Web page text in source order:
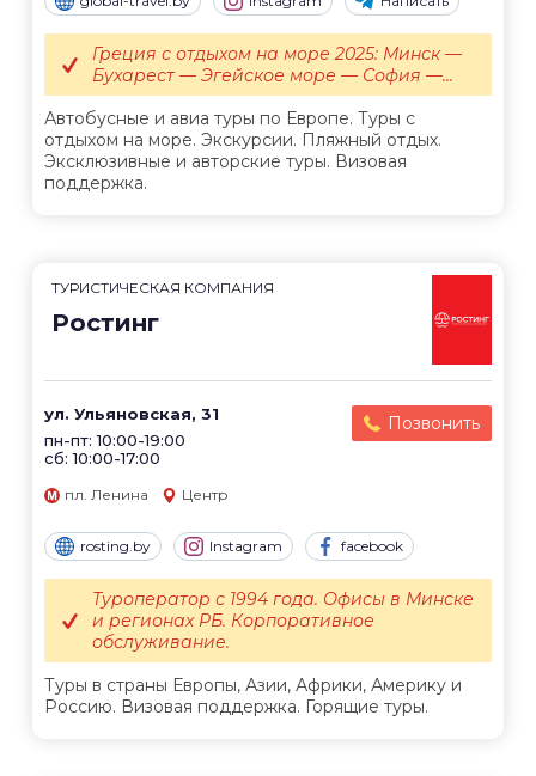
Автобусные и авиа туры по Европе. Туры с
отдыхом на море. Экскурсии. Пляжный отдых.
Эксклюзивные и авторские туры. Визовая
поддержка.
Греция с отдыхом на море 2025: Минск —
Бухарест — Эгейское море — София —...
ТУРИСТИЧЕСКАЯ КОМПАНИЯ
Ростинг
ул. Ульяновская, 31
пн-пт: 10:00-19:00
сб: 10:00-17:00
Позвонить
пл. Ленина Центр
rosting.by Instagram facebook
Туры в страны Европы, Азии, Африки, Америку и
Россию. Визовая поддержка. Горящие туры.
Туроператор с 1994 года. Офисы в Минске
и регионах РБ. Корпоративное
обслуживание.